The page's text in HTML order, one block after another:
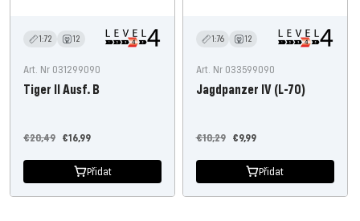
1:72 12
Art. Nr 031299090
Tiger II Ausf. B
Nabídněte
€16,99
Běžná
€20,49
Přidat
1:76 12
Art. Nr 033599090
Jagdpanzer IV (L-70)
Nabídněte
€9,99
Běžná
€10,29
Přidat